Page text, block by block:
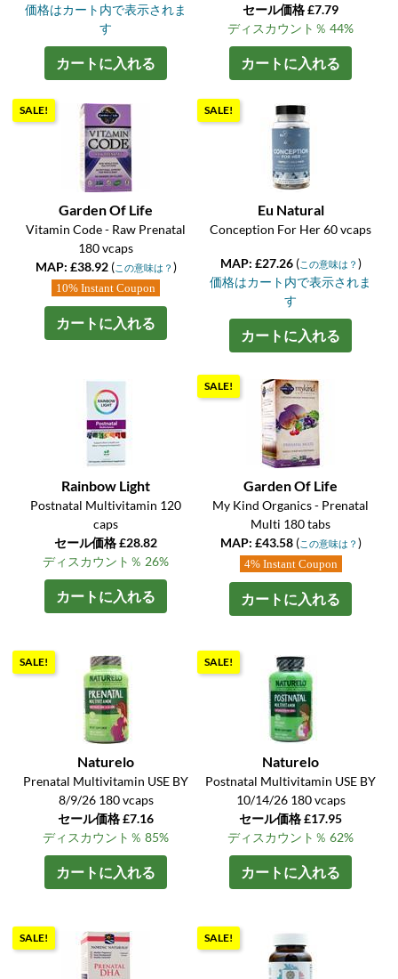
価格はカート内で表示されま
す
カートに入れる
セール価格 £7.79
ディスカウント％ 44%
カートに入れる
SALE!
Garden Of Life
Vitamin Code - Raw Prenatal
180 vcaps
MAP: £38.92 (この意味は？ )
10% Instant Coupon
カートに入れる
SALE!
Eu Natural
Conception For Her 60 vcaps
MAP: £27.26 (この意味は？ )
価格はカート内で表示されま
す
カートに入れる
Rainbow Light
Postnatal Multivitamin 120
caps
セール価格 £28.82
ディスカウント％ 26%
カートに入れる
SALE!
Garden Of Life
My Kind Organics - Prenatal
Multi 180 tabs
MAP: £43.58 (この意味は？ )
4% Instant Coupon
カートに入れる
SALE!
Naturelo
Prenatal Multivitamin USE BY
8/9/26 180 vcaps
セール価格 £7.16
ディスカウント％ 85%
カートに入れる
SALE!
Naturelo
Postnatal Multivitamin USE BY
10/14/26 180 vcaps
セール価格 £17.95
ディスカウント％ 62%
カートに入れる
SALE! SALE!